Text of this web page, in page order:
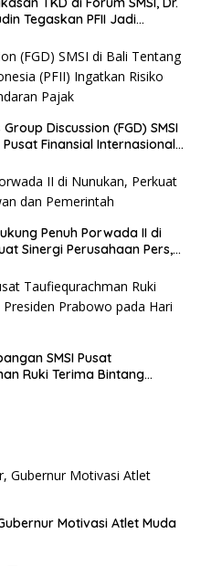
Tegaskan PFII Jadi
Discussion (FGD) SMSI
Finansial Internasional
Pajak
Penuh Porwada II di
Sinergi Perusahaan Pers,
SMSI Pusat
Ruki Terima Bintang
Motivasi Atlet Muda